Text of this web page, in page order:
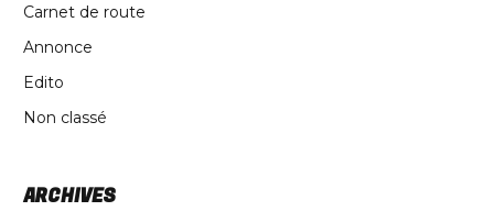
Carnet de route
Annonce
Edito
Non classé
ARCHIVES